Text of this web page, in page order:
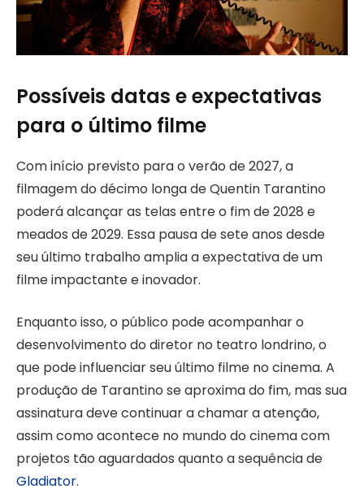
Possíveis datas e expectativas
para o último filme
Com início previsto para o verão de 2027, a
filmagem do décimo longa de Quentin Tarantino
poderá alcançar as telas entre o fim de 2028 e
meados de 2029. Essa pausa de sete anos desde
seu último trabalho amplia a expectativa de um
filme impactante e inovador.
Enquanto isso, o público pode acompanhar o
desenvolvimento do diretor no teatro londrino, o
que pode influenciar seu último filme no cinema. A
produção de Tarantino se aproxima do fim, mas sua
assinatura deve continuar a chamar a atenção,
assim como acontece no mundo do cinema com
projetos tão aguardados quanto a sequência de
Gladiator.